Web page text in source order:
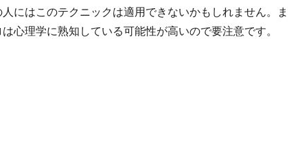
にはこのテクニックは適用できないかもしれません。ま
心理学に熟知している可能性が高いので要注意です。